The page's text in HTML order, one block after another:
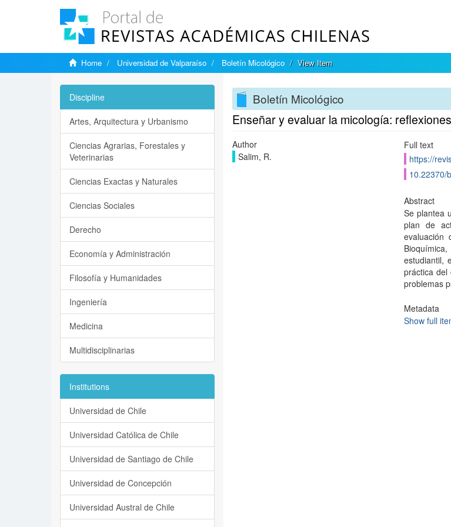
Home Universidad de Valparaíso Boletín Micológico View Item
Boletín Micológico
Enseñar y evaluar la micología:
Author
Salim, R.
Full text
https://
10.22370/
Abstract
Se plantea
plan de
evaluación
estudiantil,
práctica
problemas
Metadata
Show full
Discipline
Artes, Arquitectura y Urbanismo
Ciencias Agrarias, Forestales y
Veterinarias
Ciencias Exactas y Naturales
Ciencias Sociales
Derecho
Economía y Administración
Filosofía y Humanidades
Ingeniería
Medicina
Multidisciplinarias
Institutions
Universidad de Chile
Universidad Católica de Chile
Universidad de Santiago de Chile
Universidad de Concepción
Universidad Austral de Chile